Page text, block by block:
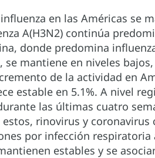
en las Américas se
A(H3N2) continúa
donde predomina
mantiene en niveles
de la actividad en
estable en 5.1%. A nivel
las últimas cuatro
rinovirus y
por infección respiratoria
estables y se